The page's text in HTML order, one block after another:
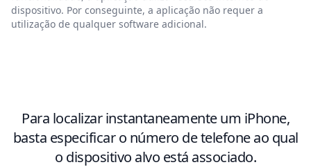
dispositivo. Por conseguinte, a aplicação não requer a
utilização de qualquer software adicional.
Para localizar instantaneamente um iPhone,
basta especificar o número de telefone ao qual
o dispositivo alvo está associado.